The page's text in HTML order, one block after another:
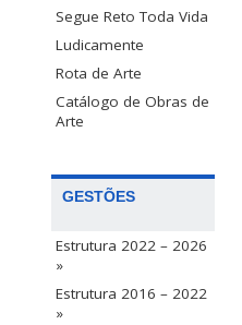
Segue Reto Toda Vida
Ludicamente
Rota de Arte
Catálogo de Obras de
Arte
GESTÕES
Estrutura 2022 – 2026
»
Estrutura 2016 – 2022
»